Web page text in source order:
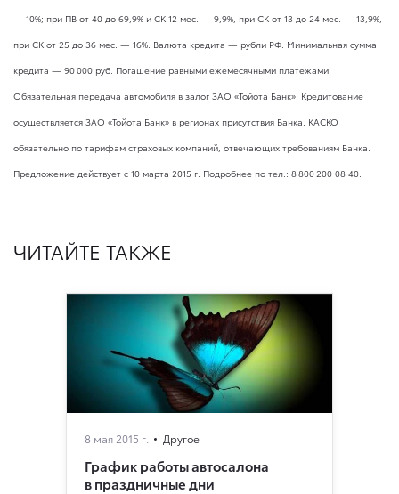
— 10%; при ПВ от 40 до 69,9% и СК 12 мес. — 9,9%, при СК от 13 до 24 мес. — 13,9%,
при СК от 25 до 36 мес. — 16%. Валюта кредита — рубли РФ. Минимальная сумма
кредита — 90 000 руб. Погашение равными ежемесячными платежами.
Обязательная передача автомобиля в залог ЗАО «Тойота Банк». Кредитование
осуществляется ЗАО «Тойота Банк» в регионах присутствия Банка. КАСКО
обязательно по тарифам страховых компаний, отвечающих требованиям Банка.
Предложение действует с 10 марта 2015 г. Подробнее по тел.: 8 800 200 08 40.
ЧИТАЙТЕ ТАКЖЕ
8 мая 2015 г. Другое
График работы автосалона
в праздничные дни